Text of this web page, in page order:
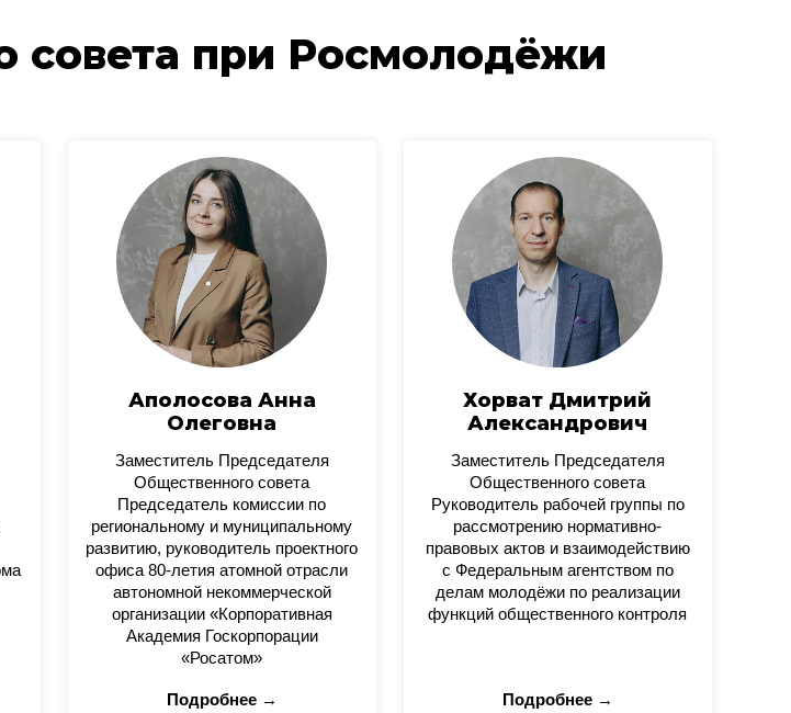
совета при Росмолодёжи
Аполосова Анна
Олеговна
Заместитель Председателя
Общественного совета
Председатель комиссии по
региональному и муниципальному
развитию, руководитель проектного
офиса 80-летия атомной отрасли
автономной некоммерческой
организации «Корпоративная
Академия Госкорпорации
«Росатом»
Подробнее →
Хорват Дмитрий
Александрович
Заместитель Председателя
Общественного совета
Руководитель рабочей группы по
рассмотрению нормативно-
правовых актов и взаимодействию
с Федеральным агентством по
делам молодёжи по реализации
функций общественного контроля
Подробнее →